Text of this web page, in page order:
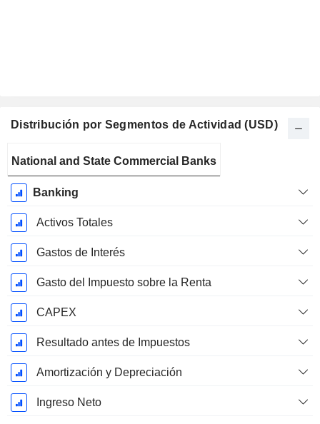
Distribución por Segmentos de Actividad (USD)
fiscal:
Diciembre
National and State Commercial Banks
Banking
Activos Totales
Gastos de Interés
Gasto del Impuesto sobre la Renta
CAPEX
Resultado antes de Impuestos
Amortización y Depreciación
Ingreso Neto